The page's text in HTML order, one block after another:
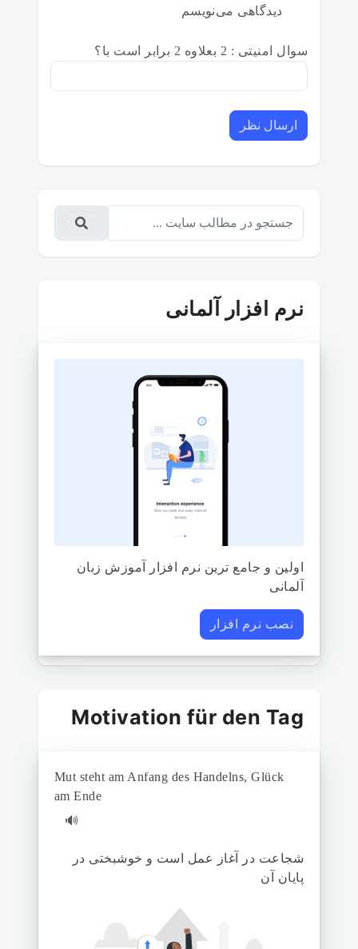
دیدگاهی می‌نویسم
سوال امنیتی : 2 بعلاوه 2 برابر است با؟
ارسال نظر
نرم افزار آلمانی
اولین و جامع ترین نرم افزار آموزش زبان
آلمانی
نصب نرم افزار
Motivation für den Tag
Mut steht am Anfang des Handelns, Glück
am Ende
🔊
شجاعت در آغاز عمل است و خوشبختی در
پایان آن